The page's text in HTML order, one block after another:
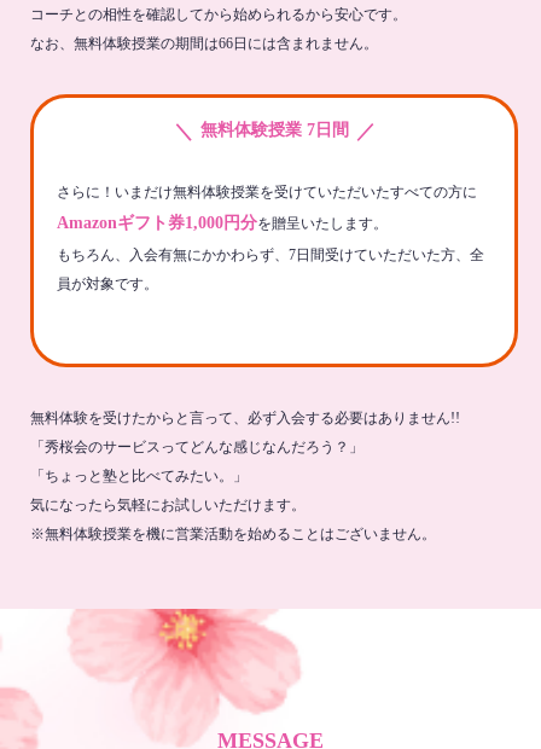
コーチとの相性を確認してから始められるから安心です。
なお、無料体験授業の期間は66日には含まれません。
＼ 無料体験授業 7日間 ／
さらに！いまだけ無料体験授業を受けていただいたすべての方に
Amazonギフト券1,000円分を贈呈いたします。
もちろん、入会有無にかかわらず、7日間受けていただいた方、全
員が対象です。
無料体験を受けたからと言って、必ず入会する必要はありません!!
「秀桜会のサービスってどんな感じなんだろう？」
「ちょっと塾と比べてみたい。」
気になったら気軽にお試しいただけます。
※無料体験授業を機に営業活動を始めることはございません。
MESSAGE